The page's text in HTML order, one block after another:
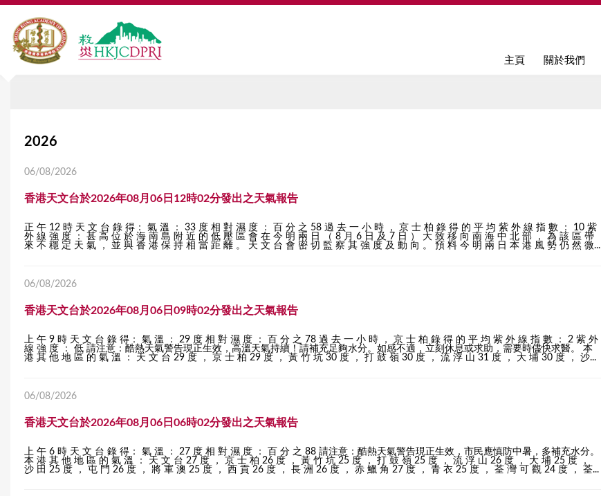
Jump to navigation
主頁 關於我們
2026
06/08/2026
香港天文台於2026年08月06日12時02分發出之天氣報告
正 午 12 時 天 文 台 錄 得： 氣 溫 ： 33 度 相 對 濕 度 ： 百 分 之 58 過 去 一 小 時 ， 京 士 柏 錄 得 的 平 均 紫 外 線 指 數 ： 10 紫
外 線 強 度 ： 甚 高 位 於 海 南 島 附 近 的 低 壓 區 會 在 今 明 兩 日 （ 8 月 6 日 及 7 日 ） 大 致 移 向 南 海 中 北 部 ， 為 該 區 帶
來 不 穩 定 天 氣 ， 並 與 香 港 保 持 相 當 距 離 。 天 文 台 會 密 切 監 察 其 強 度 及 動 向 。 預 料 今 明 兩 日 本 港 風 勢 仍 然 微...
06/08/2026
香港天文台於2026年08月06日09時02分發出之天氣報告
上 午 9 時 天 文 台 錄 得： 氣 溫 ： 29 度 相 對 濕 度 ： 百 分 之 78 過 去 一 小 時 ， 京 士 柏 錄 得 的 平 均 紫 外 線 指 數 ： 2 紫 外
線 強 度 ： 低 請注意：酷熱天氣警告現正生效，高溫天氣持續！請補充足夠水分。如感不適，立刻休息或求助，需要時儘快求醫。 本
港 其 他 地 區 的 氣 溫 ： 天 文 台 29 度 ， 京 士 柏 29 度 ， 黃 竹 坑 30 度 ， 打 鼓 嶺 30 度 ， 流 浮 山 31 度 ， 大 埔 30 度 ， 沙...
06/08/2026
香港天文台於2026年08月06日06時02分發出之天氣報告
上 午 6 時 天 文 台 錄 得： 氣 溫 ： 27 度 相 對 濕 度 ： 百 分 之 88 請注意：酷熱天氣警告現正生效，市民應慎防中暑，多補充水分。
本 港 其 他 地 區 的 氣 溫 ： 天 文 台 27 度 ， 京 士 柏 26 度 ， 黃 竹 坑 25 度 ， 打 鼓 嶺 25 度 ， 流 浮 山 26 度 ， 大 埔 25 度 ，
沙 田 25 度 ， 屯 門 26 度 ， 將 軍 澳 25 度 ， 西 貢 26 度 ， 長 洲 26 度 ， 赤 鱲 角 27 度 ， 青 衣 25 度 ， 荃 灣 可 觀 24 度 ， 荃...